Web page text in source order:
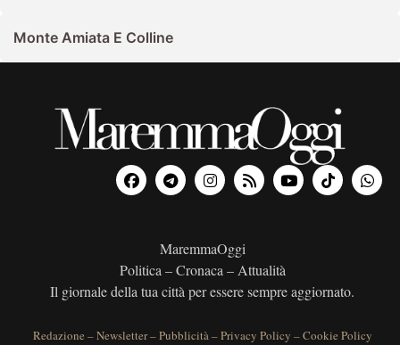
Monte Amiata E Colline
MaremmaOggi
Politica – Cronaca – Attualità
Il giornale della tua città per essere sempre aggiornato.
Redazione –Newsletter–Pubblicità–Privacy Policy –Cookie Policy